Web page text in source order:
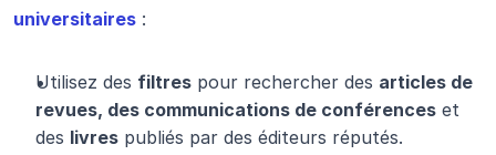
universitaires :
Utilisez des filtres pour rechercher des articles de
revues, des communications de conférences et
des livres publiés par des éditeurs réputés.